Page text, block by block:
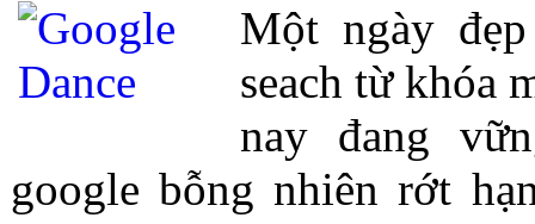
Một ngày
seach từ khóa
nay đang
google bỗng nhiên rớt